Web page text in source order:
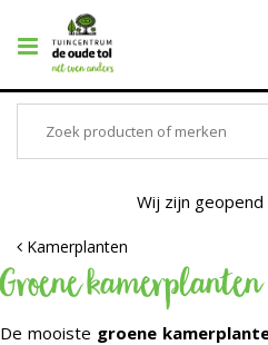
Wij zijn
Kamerplanten
Groene kamerplanten
De mooiste groene